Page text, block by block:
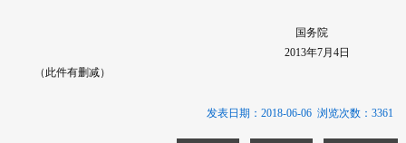
国务院
2013年7月4日
（此件有删减）
发表日期：2018-06-06 浏览次数：3361